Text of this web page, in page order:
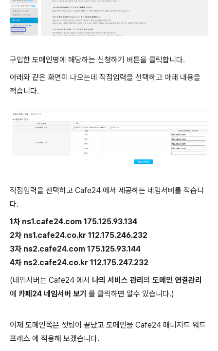
구입한 도메인명에 해당하는 신청하기 버튼을 클릭합니다.
아래와 같은 화면이 나오는데 직접입력을 선택하고 아래 내용을
적습니다.
직접입력을 선택하고 Cafe24 에서 제공하는 네임서버를 적습니
다.
1차 ns1.cafe24.com 175.125.93.134
2차 ns1.cafe24.co.kr 112.175.246.232
3차 ns2.cafe24.com 175.125.93.144
4차 ns2.cafe24.co.kr 112.175.247.232
(네임서버는 Cafe24 에서 나의 서비스 관리 의 도메인 연결관리
에 카페24 네임서버 보기 를 클릭하면 알수 있습니다.)
이제 도메인쪽은 셋팅이 끝났고 도메인을 Cafe24 매니지드 워드
프레스 에 적용해 보겠습니다.